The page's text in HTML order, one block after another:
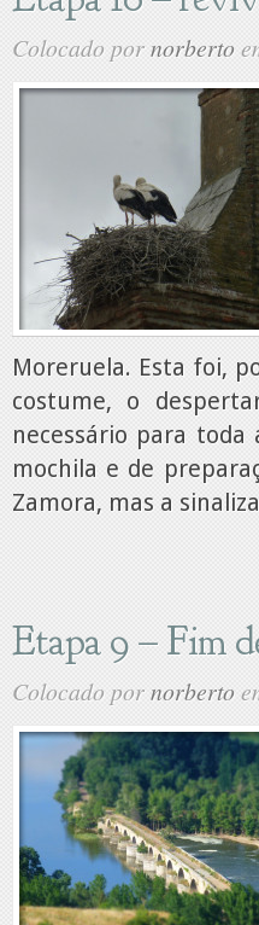
Colocado pornorberto
Moreruela. Esta foi,
costume, o
necessário para toda
mochila e de
Zamora, mas a
Etapa 9 – Fim
Colocado pornorberto